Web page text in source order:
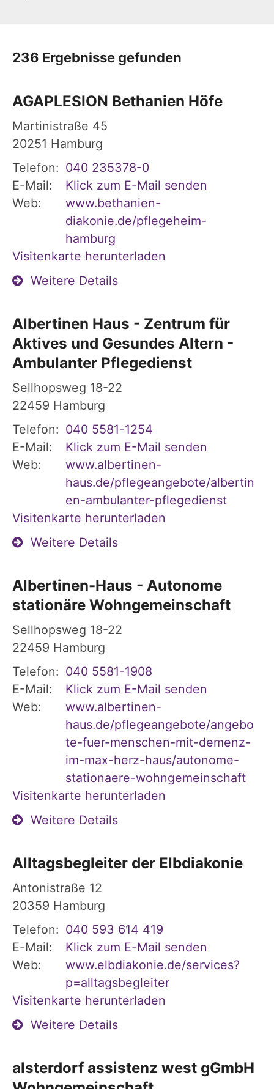
236 Ergebnisse gefunden
AGAPLESION Bethanien Höfe
Martinistraße 45
20251 Hamburg
Telefon: 040 235378-0
E-Mail:
Klick zum E-Mail senden
Web:
www.bethanien-
diakonie.de/pflegeheim-
hamburg
Visitenkarte herunterladen
Weitere Details
Albertinen Haus - Zentrum für
Aktives und Gesundes Altern -
Ambulanter Pflegedienst
Sellhopsweg 18-22
22459 Hamburg
Telefon: 040 5581-1254
E-Mail:
Klick zum E-Mail senden
Web:
www.albertinen-
haus.de/pflegeangebote/albertin
en-ambulanter-pflegedienst
Visitenkarte herunterladen
Weitere Details
Albertinen-Haus - Autonome
stationäre Wohngemeinschaft
Sellhopsweg 18-22
22459 Hamburg
Telefon: 040 5581-1908
E-Mail:
Klick zum E-Mail senden
Web:
www.albertinen-
haus.de/pflegeangebote/angebo
te-fuer-menschen-mit-demenz-
im-max-herz-haus/autonome-
stationaere-wohngemeinschaft
Visitenkarte herunterladen
Weitere Details
Alltagsbegleiter der Elbdiakonie
Antonistraße 12
20359 Hamburg
Telefon: 040 593 614 419
E-Mail:
Klick zum E-Mail senden
Web:
www.elbdiakonie.de/services?
p=alltagsbegleiter
Visitenkarte herunterladen
Weitere Details
alsterdorf assistenz west gGmbH